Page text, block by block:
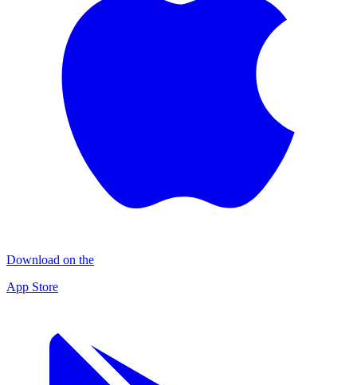
Download on the
App Store